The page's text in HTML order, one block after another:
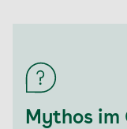
Mythos im